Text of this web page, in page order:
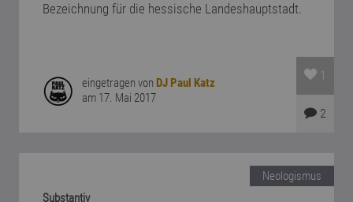
Bezeichnung für die hessische Landeshauptstadt.
eingetragen von DJ Paul Katz
am 17. Mai 2017
1
2
Neologismus
Substantiv